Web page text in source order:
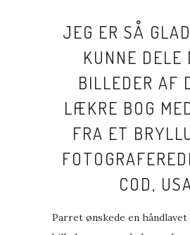
JEG ER SÅ
KUNNE DELE
BILLEDER AF
LÆKRE BOG
FRA ET
COD,
Parret ønskede en håndlavet